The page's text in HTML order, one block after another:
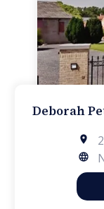
Deborah